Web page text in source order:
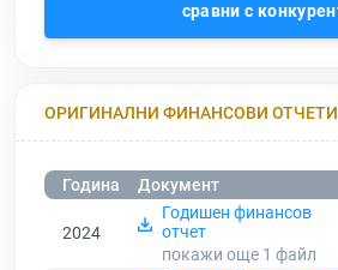
сравни с
ОРИГИНАЛНИ ФИНАНСОВИ ОТЧЕТИ
Година Документ
2024
Годишен финансов
отчет
покажи още 1 файл